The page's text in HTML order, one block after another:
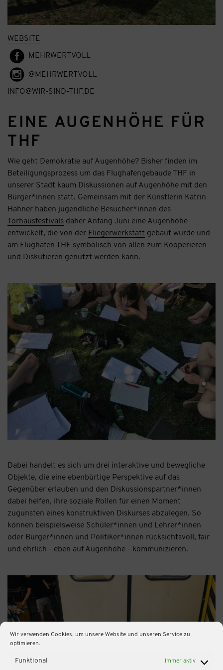
Wir verwenden Cookies, um unsere Website und unseren Service zu
optimieren.
Funktional Immer aktiv
EINE AUGENHÖHE FÜR
THF
Wie geht Demokratie auf Augenhöhe? Bisher finden im
Beteiligungsprozess um das Flughafengebäude THF in
unserer Stadt kaum Diskussionen auf Augenhöhe mit den
Bürger*innen statt. Gemeinsam mit der Künstlerin Katrin
Hahner haben jugendliche Besucher*innen des
Torhausfestivals daher Anfang Juni eine Augenhöhe
entwickelt, die von der Fliegerwerkstatt gebaut wurde und
am Flughafen THF symbolisch von allen zum Kooperieren
und Diskutieren genutzt werden kann.
Dabei handelt es sich um drei interaktive und bewegliche
Objekte, die eine ebenbürtige Perspektive auf das
Gegenüber erlauben und den Diskussionspartner*innen
dabei helfen, ihre soziale Rollen für einen Moment
zugunsten eines konstruktiven Diskurses abzulegen. So
können beispielsweise Schüler*innen und Lehrer*innen
oder Bürger*innen und Politiker*innen rücksichtsvoll, fair
und ehrlich - eben auf Augenhöhe - kommunizieren.
WEBSITE
MEHRWERTVOLL
@MEHRWERTVOLL
INFO@WIR-SIND-THF.DE